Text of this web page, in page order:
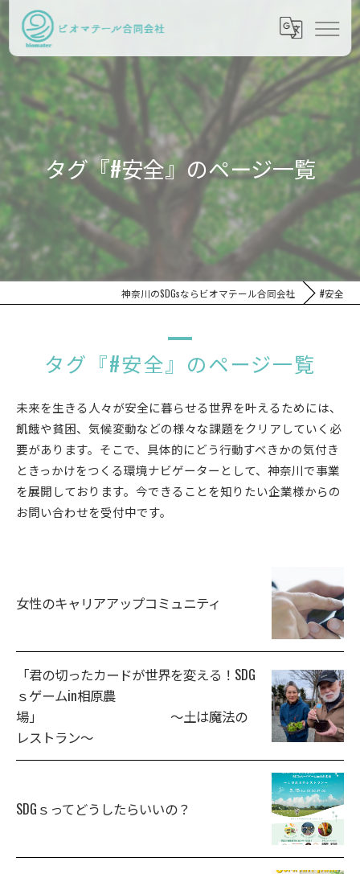
タグ『#安全』のページ一覧
神奈川のSDGsならビオマテール合同会社 #安全
タグ『#安全』のページ一覧
未来を生きる人々が安全に暮らせる世界を叶えるためには、
飢餓や貧困、気候変動などの様々な課題をクリアしていく必
要があります。そこで、具体的にどう行動すべきかの気付き
ときっかけをつくる環境ナビゲーターとして、神奈川で事業
を展開しております。今できることを知りたい企業様からの
お問い合わせを受付中です。
女性のキャリアアップコミュニティ
「君の切ったカードが世界を変える！SDG
ｓゲームin相原農
場」 ～土は魔法の
レストラン～
SDGｓってどうしたらいいの？